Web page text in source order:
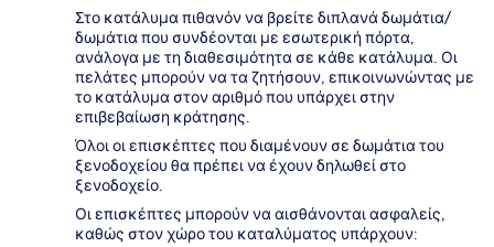
Στο κατάλυμα πιθανόν να βρείτε διπλανά δωμάτια/
δωμάτια που συνδέονται με εσωτερική πόρτα,
ανάλογα με τη διαθεσιμότητα σε κάθε κατάλυμα. Οι
πελάτες μπορούν να τα ζητήσουν, επικοινωνώντας με
το κατάλυμα στον αριθμό που υπάρχει στην
επιβεβαίωση κράτησης.
Όλοι οι επισκέπτες που διαμένουν σε δωμάτια του
ξενοδοχείου θα πρέπει να έχουν δηλωθεί στο
ξενοδοχείο.
Οι επισκέπτες μπορούν να αισθάνονται ασφαλείς,
καθώς στον χώρο του καταλύματος υπάρχουν: